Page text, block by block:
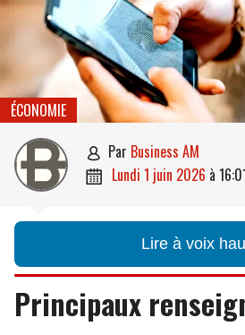
ÉCONOMIE
 par Business AM
 lundi 1 juin 2026 à
Lire à voix
Principaux